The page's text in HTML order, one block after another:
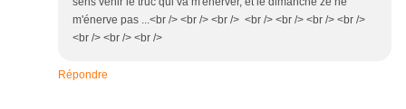
m'énerve pas ...<br /> <br /> <br /> <br /> <br /> <br /> <br />
<br /> <br /> <br />
Répondre